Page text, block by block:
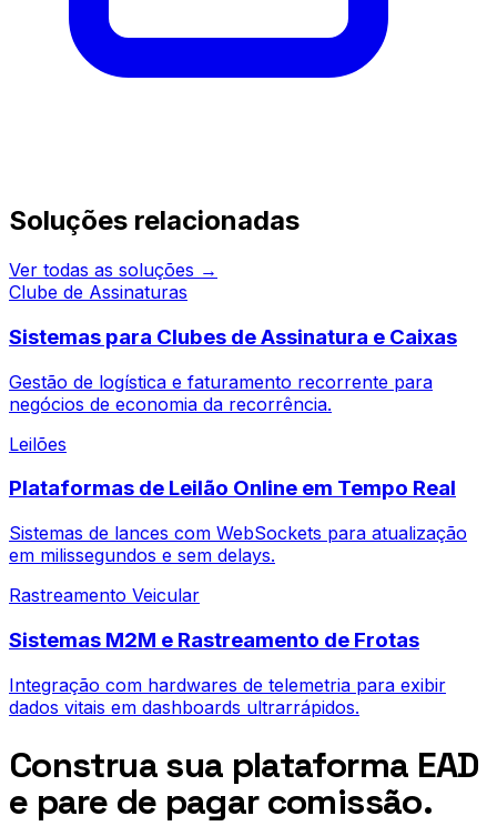
Soluções relacionadas
Ver todas as soluções →
Clube de Assinaturas
Sistemas para Clubes de Assinatura e Caixas
Gestão de logística e faturamento recorrente para
negócios de economia da recorrência.
Leilões
Plataformas de Leilão Online em Tempo Real
Sistemas de lances com WebSockets para atualização
em milissegundos e sem delays.
Rastreamento Veicular
Sistemas M2M e Rastreamento de Frotas
Integração com hardwares de telemetria para exibir
dados vitais em dashboards ultrarrápidos.
Construa sua plataforma EAD
e pare de pagar comissão.